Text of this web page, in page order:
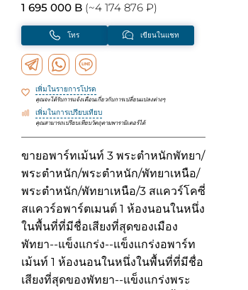
1 695 000 B (~4 174 876 ₽)
โทร เขียนในแชท
เพิ่มในรายการโปรด
คุณจะได้รับการแจ้งเตือนเกี่ยวกับการเปลี่ยนแปลงต่างๆ
เพิ่มในการเปรียบเทียบ
คุณสามารถเปรียบเทียบวัตถุตามพารามิเตอร์ได้
ขายอพาร์ทเม้นท์ 3 พระตำหนักพัทยา/
พระตำหนัก/พระตำหนัก/พัทยาเหนือ/
พระตำหนัก/พัทยาเหนือ/3 สแควร์โคซี่
สแควร์อพาร์ตเมนต์ 1 ห้องนอนในหนึ่ง
ในพื้นที่ที่มีชื่อเสียงที่สุดของเมือง
พัทยา--แข็งแกร่ง--แข็งแกร่งอพาร์ท
เม้นท์ 1 ห้องนอนในหนึ่งในพื้นที่ที่มีชื่อ
เสียงที่สุดของพัทยา--แข็งแกร่งพระ